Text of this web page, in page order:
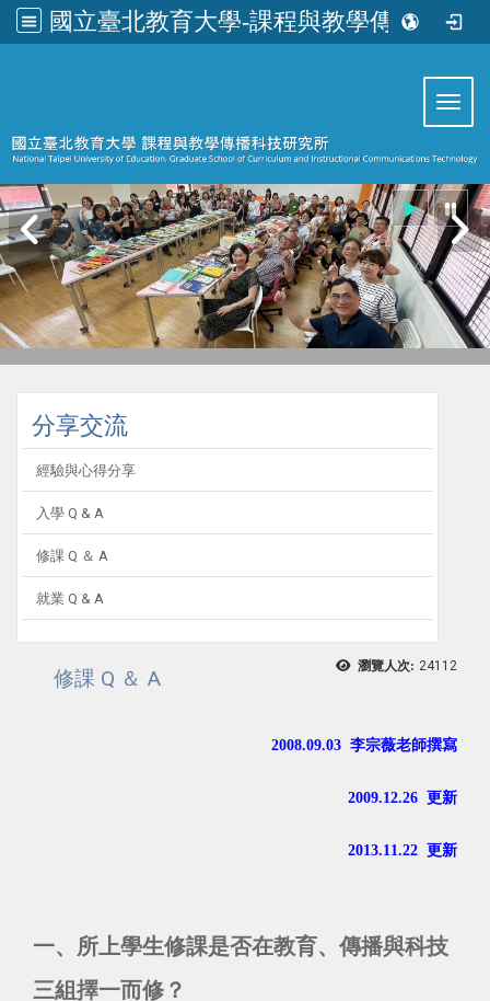
國立臺北教育大學-課程與教學傳播科技研究所
分享交流
經驗與心得分享
入學 Q & A
修課 Q ＆ A
就業 Q & A
瀏覽人次: 24112
修課 Q ＆ A
2008.09.03 李宗薇老師撰寫
2009.12.26 更新
2013.11.22 更新
一、所上學生修課是否在教育、傳播與科技
三組擇一而修？